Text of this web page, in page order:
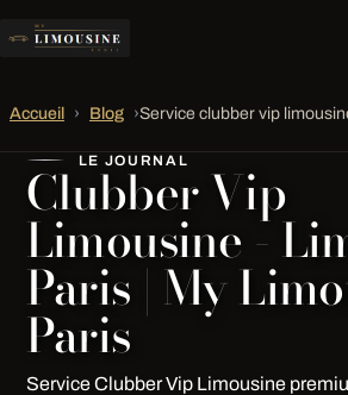
Accueil › Blog ›Service clubber vip
LE JOURNAL
Clubber Vip
Limousine -
Paris | My
Paris
Service Clubber Vip Limousine